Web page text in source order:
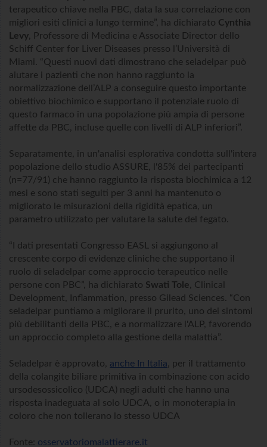
terapeutico chiave nella PBC, data la sua correlazione con
migliori esiti clinici a lungo termine”, ha dichiarato Cynthia
Levy , Professore di Medicina e Associate Director dello
Schiff Center for Liver Diseases presso l’Università di
Miami. “Questi nuovi dati dimostrano che seladelpar può
aiutare i pazienti che non hanno raggiunto la
normalizzazione dell’ALP a conseguire questo importante
obiettivo biochimico e supportano il potenziale ruolo di
questo farmaco in una popolazione più ampia di persone
affette da PBC, incluse quelle con livelli di ALP inferiori”.
Separatamente, in un'analisi esplorativa condotta sull'intera
popolazione dello studio ASSURE, l'85% dei partecipanti
(n=77/91) che hanno raggiunto la risposta biochimica a 12
mesi e sono stati seguiti per 3 anni ha mantenuto o
migliorato le misurazioni della rigidità epatica, un
parametro utilizzato per valutare la salute del fegato.
“I dati presentati Congresso EASL si aggiungono al
crescente corpo di evidenze cliniche che supportano il
ruolo di seladelpar come approccio terapeutico nelle
persone con PBC”, ha dichiarato Swati Tole , Clinical
Development, Inflammation, presso Gilead Sciences. “Con
seladelpar puntiamo a migliorare il prurito, uno dei sintomi
più debilitanti della PBC, e a normalizzare l'ALP, favorendo
un approccio completo alla gestione della malattia”.
Seladelpar è approvato, anche In Italia , per il trattamento
della colangite biliare primitiva in combinazione con acido
ursodesossicolico (UDCA) negli adulti che hanno una
risposta inadeguata al solo UDCA, o in monoterapia in
coloro che non tollerano lo stesso UDCA
Fonte: osservatoriomalattierare.it